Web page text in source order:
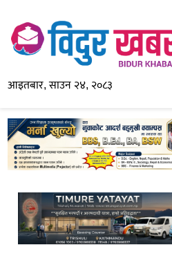
आइतबार, साउन २४, २०८३